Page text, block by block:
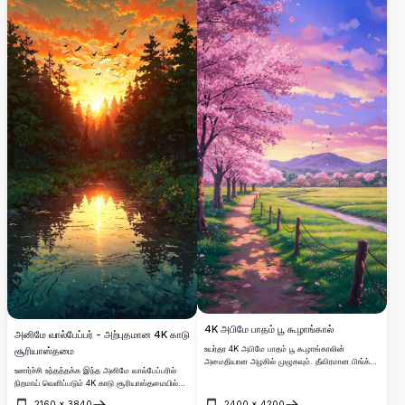
நீர்த்தோணியின் உருவம் கொண்ட உங்கள்
பணிமேடையில் அந்த நொடிகளை அழகு செய்திட
சிறப்பு வாய்ந்தது. உயர் தரமான பின்னணி தேடும்
இயற்கை ரசிகர்களுக்கு இதுவே சிறந்த முடிவாகும்.
அனிமே வால்பேப்பர் - அற்புதமான 4K காடு
சூரியாஸ்தமை
உணர்ச்சி உந்தத்தக்க இந்த அனிமே வால்பேப்பரில்
நிறமாய் வெளிப்படும் 4K காடு சூரியாஸ்தமையில்
4K அபிமே பாதம் பூ கூழாங்கால்
உயர்தர 4K அபிமே பாதம் பூ கூழாங்காலின்
அமைதியான அழகில் முழுகவும். தீவிரமான பிங்க்
அமைதியான கிராமத்திற்கு வழிவகுக்கின்றது,